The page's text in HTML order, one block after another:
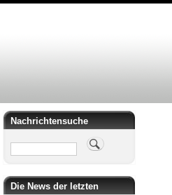
Nachrichtensuche
Suche
Die News der letzten